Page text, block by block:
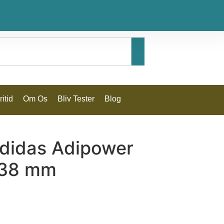
Om Os Bliv Tester Blog
Adipower
mm